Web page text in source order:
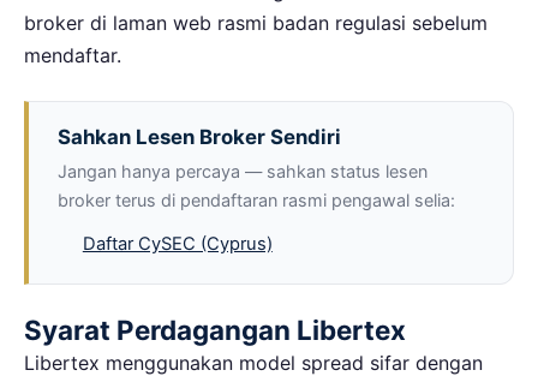
broker di laman web rasmi badan regulasi sebelum
mendaftar.
Sahkan Lesen Broker Sendiri
Jangan hanya percaya — sahkan status lesen
broker terus di pendaftaran rasmi pengawal selia:
Daftar CySEC (Cyprus)
Syarat Perdagangan Libertex
Libertex menggunakan model spread sifar dengan